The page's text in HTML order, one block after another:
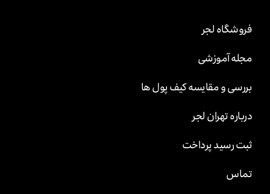
فروشگاه لجر
مجله آموزشی
بررسی و مقایسه کیف پول ها
درباره تهران لجر
ثبت رسید پرداخت
تماس